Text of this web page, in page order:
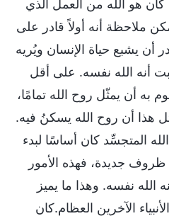
هو الله من العمل الذي
ملاحظة أنه أولاً قادر على
أن يشبع حياة الإنسان ويُريه
أنه الله نفسه. على أقل
به أن يمثّل روح الله تمامًا،
أن روح الله يسكنُ فيه.
المتجسِّد كان أساسًا لبدء
جديدة، فهذه الأمور
الله نفسه. وهذا ما يميز
الآخرين العظام.كان